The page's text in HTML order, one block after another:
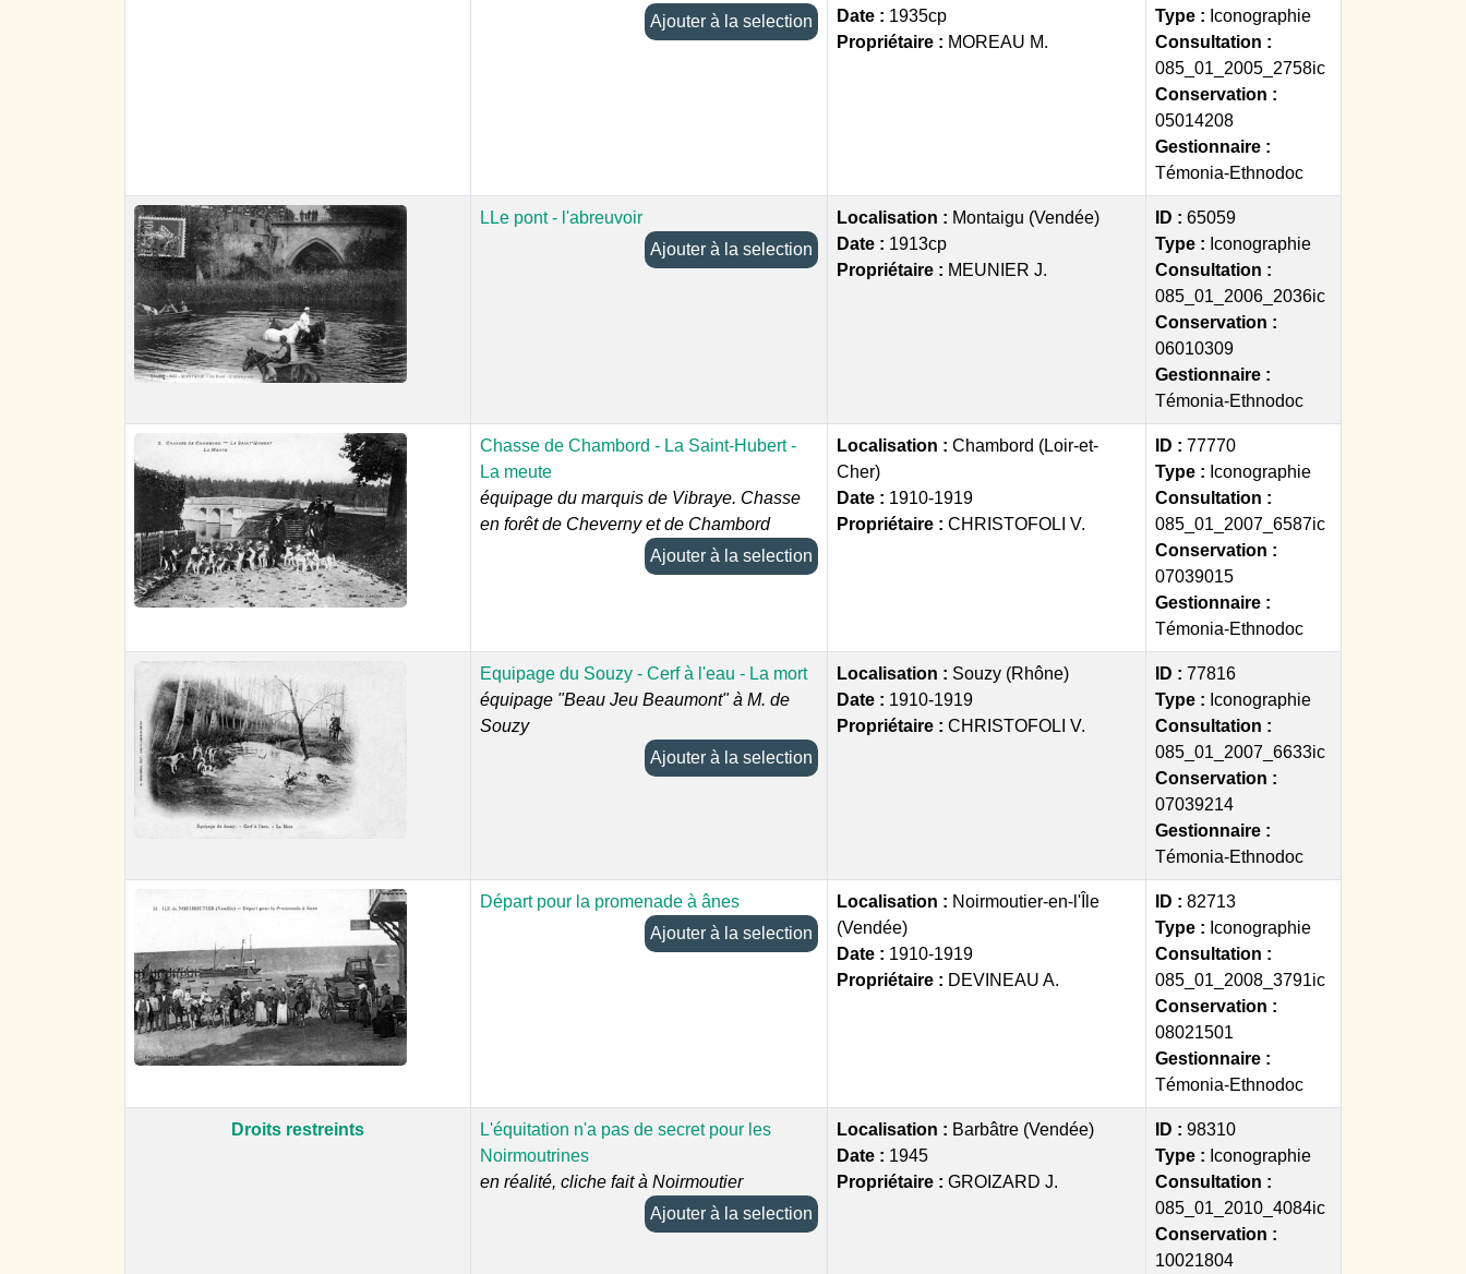
Ajouter à la selection
Date : 1935cp
Propriétaire : MOREAU M.
Type : Iconographie
Consultation :
085_01_2005_2758ic
Conservation :
05014208
Gestionnaire :
Témonia-Ethnodoc
LLe pont - l'abreuvoir
Ajouter à la selection
Localisation : Montaigu (Vendée)
Date : 1913cp
Propriétaire : MEUNIER J.
ID : 65059
Type : Iconographie
Consultation :
085_01_2006_2036ic
Conservation :
06010309
Gestionnaire :
Témonia-Ethnodoc
Chasse de Chambord - La Saint-Hubert -
La meute
équipage du marquis de Vibraye. Chasse
en forêt de Cheverny et de Chambord
Ajouter à la selection
Localisation : Chambord (Loir-et-
Cher)
Date : 1910-1919
Propriétaire : CHRISTOFOLI V.
ID : 77770
Type : Iconographie
Consultation :
085_01_2007_6587ic
Conservation :
07039015
Gestionnaire :
Témonia-Ethnodoc
Equipage du Souzy - Cerf à l'eau - La mort
équipage "Beau Jeu Beaumont" à M. de
Souzy
Ajouter à la selection
Localisation : Souzy (Rhône)
Date : 1910-1919
Propriétaire : CHRISTOFOLI V.
ID : 77816
Type : Iconographie
Consultation :
085_01_2007_6633ic
Conservation :
07039214
Gestionnaire :
Témonia-Ethnodoc
Départ pour la promenade à ânes
Ajouter à la selection
Localisation : Noirmoutier-en-l'Île
(Vendée)
Date : 1910-1919
Propriétaire : DEVINEAU A.
ID : 82713
Type : Iconographie
Consultation :
085_01_2008_3791ic
Conservation :
08021501
Gestionnaire :
Témonia-Ethnodoc
Droits restreints
L'équitation n'a pas de secret pour les
Noirmoutrines
en réalité, cliche fait à Noirmoutier
Ajouter à la selection
Localisation : Barbâtre (Vendée)
Date : 1945
Propriétaire : GROIZARD J.
ID : 98310
Type : Iconographie
Consultation :
085_01_2010_4084ic
Conservation :
10021804